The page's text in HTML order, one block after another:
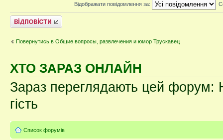
Відображати повідомлення за:
Відповісти
Повернутись в Общие вопросы, развлечения и юмор Трускавец
ХТО ЗАРАЗ ОНЛАЙН
Зараз переглядають цей форум:
гість
Список форумів